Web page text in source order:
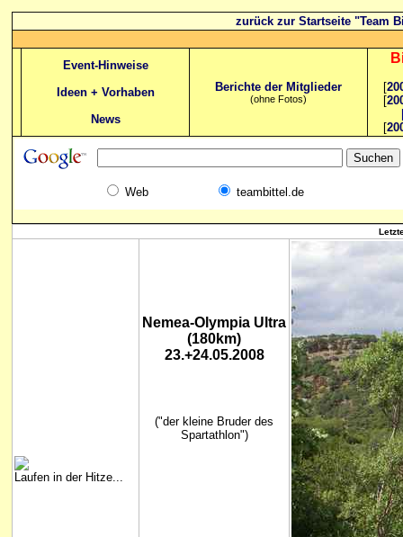
zurück zur Startseite "Team
Event-Hinweise
Ideen + Vorhaben
News
Berichte der Mitglieder
(ohne Fotos)
[
[
[
Web teambittel.de
Laufen in der Hitze...
Nemea-Olympia Ultra
(180km)
23.+24.05.2008
("der kleine Bruder des
Spartathlon")